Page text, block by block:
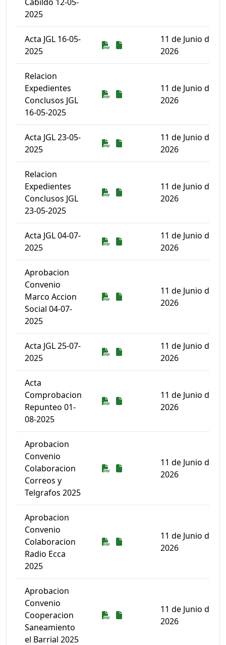
2025
Acta JGL 16-05-
2025
Descarga
Descarga
11 de Junio de
2026
Relacion
Expedientes
Conclusos JGL
16-05-2025
Descarga
Descarga
11 de Junio de
2026
Acta JGL 23-05-
2025
Descarga
Descarga
11 de Junio de
2026
Relacion
Expedientes
Conclusos JGL
23-05-2025
Descarga
Descarga
11 de Junio de
2026
Acta JGL 04-07-
2025
Descarga
Descarga
11 de Junio de
2026
Aprobacion
Convenio
Marco Accion
Social 04-07-
2025
Descarga
Descarga
11 de Junio de
2026
Acta JGL 25-07-
2025
Descarga
Descarga
11 de Junio de
2026
Acta
Comprobacion
Repunteo 01-
08-2025
Descarga
Descarga
11 de Junio de
2026
Aprobacion
Convenio
Colaboracion
Correos y
Telgrafos 2025
Descarga
Descarga
11 de Junio de
2026
Aprobacion
Convenio
Colaboracion
Radio Ecca
2025
Descarga
Descarga
11 de Junio de
2026
Aprobacion
Convenio
Cooperacion
Saneamiento
el Barrial 2025
Descarga
Descarga
11 de Junio de
2026